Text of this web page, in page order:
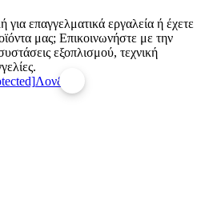
για επαγγελματικά εργαλεία ή έχετε
μας; Επικοινωνήστε με την
εξοπλισμού, τεχνική
Λονδίνο